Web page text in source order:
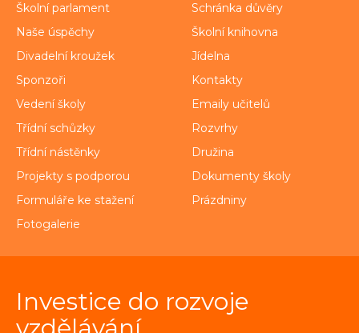
Školní parlament
Schránka důvěry
Naše úspěchy
Školní knihovna
Divadelní kroužek
Jídelna
Sponzoři
Kontakty
Vedení školy
Emaily učitelů
Třídní schůzky
Rozvrhy
Třídní nástěnky
Družina
Projekty s podporou
Dokumenty školy
Formuláře ke stažení
Prázdniny
Fotogalerie
Investice do rozvoje